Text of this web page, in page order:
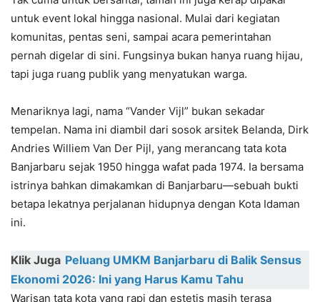
untuk event lokal hingga nasional. Mulai dari kegiatan
komunitas, pentas seni, sampai acara pemerintahan
pernah digelar di sini. Fungsinya bukan hanya ruang hijau,
tapi juga ruang publik yang menyatukan warga.
Menariknya lagi, nama “Vander Vijl” bukan sekadar
tempelan. Nama ini diambil dari sosok arsitek Belanda, Dirk
Andries Williem Van Der Pijl, yang merancang tata kota
Banjarbaru sejak 1950 hingga wafat pada 1974. Ia bersama
istrinya bahkan dimakamkan di Banjarbaru—sebuah bukti
betapa lekatnya perjalanan hidupnya dengan Kota Idaman
ini.
Klik Juga Peluang UMKM Banjarbaru di Balik Sensus
Ekonomi 2026: Ini yang Harus Kamu Tahu
Warisan tata kota yang rapi dan estetis masih terasa